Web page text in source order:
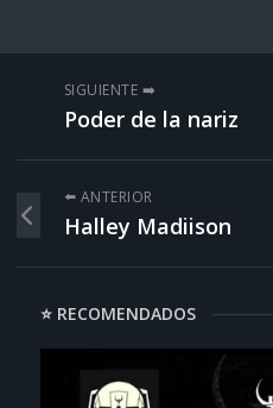
SIGUIENTE ➡️
Poder de la nariz
⬅️ ANTERIOR
Halley Madiison
⭐ RECOMENDADOS